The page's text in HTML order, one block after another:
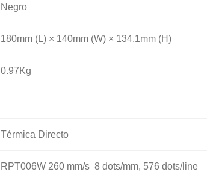
Negro
180mm (L) × 140mm (W) × 134.1mm (H)
0.97Kg
Térmica Directo
RPT006W 260 mm/s 8 dots/mm, 576 dots/line